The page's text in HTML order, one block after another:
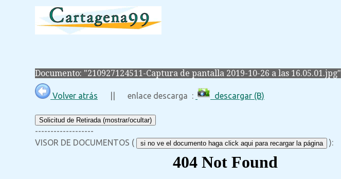
Documento: "210927124511-Captura de pantalla 2019-10-26 a las 16.05.01.jpg"
Volver atrás || enlace descarga : descargar (B)
Solicitud de Retirada (mostrar/ocultar)
-------------------
VISOR DE DOCUMENTOS (
si no ve el documento haga click aqui para recargar la página ):